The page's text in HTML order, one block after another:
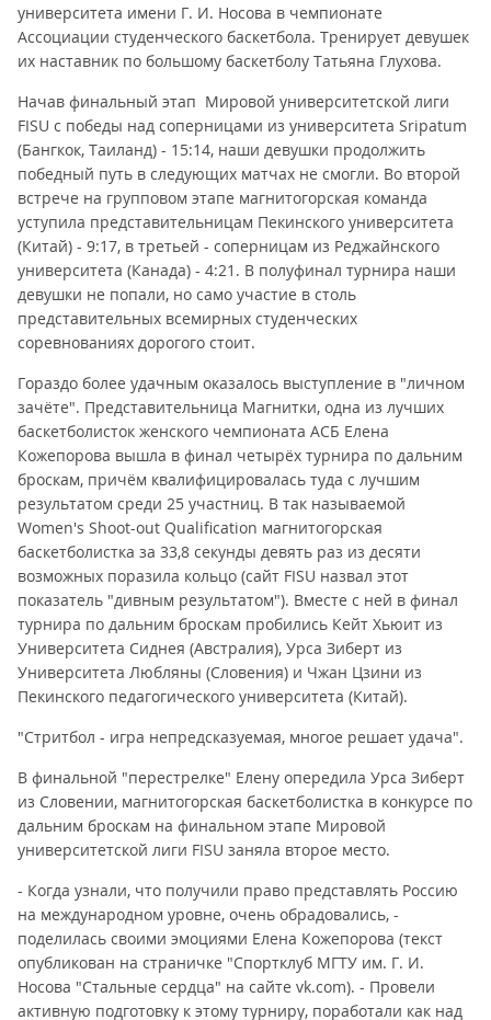
университета имени Г. И. Носова в чемпионате
Ассоциации студенческого баскетбола. Тренирует девушек
их наставник по большому баскетболу Татьяна Глухова.
Начав финальный этап Мировой университетской лиги
FISU с победы над соперницами из университета Sripatum
(Бангкок, Таиланд) - 15:14, наши девушки продолжить
победный путь в следующих матчах не смогли. Во второй
встрече на групповом этапе магнитогорская команда
уступила представительницам Пекинского университета
(Китай) - 9:17, в третьей - соперницам из Реджайнского
университета (Канада) - 4:21. В полуфинал турнира наши
девушки не попали, но само участие в столь
представительных всемирных студенческих
соревнованиях дорогого стоит.
Гораздо более удачным оказалось выступление в "личном
зачёте". Представительница Магнитки, одна из лучших
баскетболисток женского чемпионата АСБ Елена
Кожепорова вышла в финал четырёх турнира по дальним
броскам, причём квалифицировалась туда с лучшим
результатом среди 25 участниц. В так называемой
Women's Shoot-out Qualification магнитогорская
баскетболистка за 33,8 секунды девять раз из десяти
возможных поразила кольцо (сайт FISU назвал этот
показатель "дивным результатом"). Вместе с ней в финал
турнира по дальним броскам пробились Кейт Хьюит из
Университета Сиднея (Австралия), Урса Зиберт из
Университета Любляны (Словения) и Чжан Цзини из
Пекинского педагогического университета (Китай).
"Стритбол - игра непредсказуемая, многое решает удача".
В финальной "перестрелке" Елену опередила Урса Зиберт
из Словении, магнитогорская баскетболистка в конкурсе по
дальним броскам на финальном этапе Мировой
университетской лиги FISU заняла второе место.
- Когда узнали, что получили право представлять Россию
на международном уровне, очень обрадовались, -
поделилась своими эмоциями Елена Кожепорова (текст
опубликован на страничке "Спортклуб МГТУ им. Г. И.
Носова "Стальные сердца" на сайте vk.com). - Провели
активную подготовку к этому турниру, поработали как над